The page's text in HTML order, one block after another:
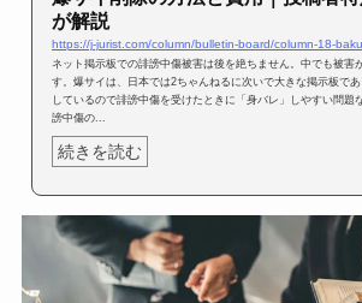
が解説
https://j-jurist.com/column/bulletin-board/column-18-
ネット掲示板での誹謗中傷被害は後を絶ちません。中でも被害
す。爆サイは、日本では2ちゃんねるに次いで大きな掲示板で
しているので誹謗中傷を受けたときに「身バレ」しやすい問題
謗中傷の...
続きを読む